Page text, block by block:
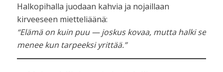
Halkopihalla juodaan kahvia ja nojaillaan
kirveeseen mietteliäänä:
“Elämä on kuin puu — joskus kovaa, mutta halki se
menee kun tarpeeksi yrittää.”